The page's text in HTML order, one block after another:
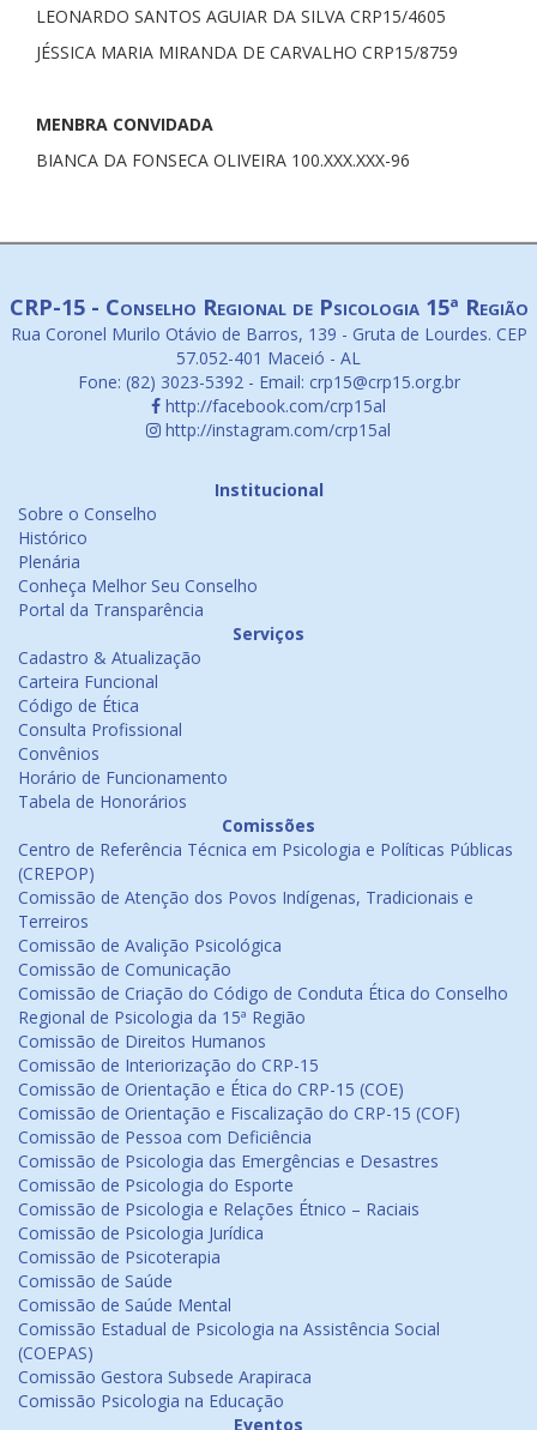
LEONARDO SANTOS AGUIAR DA SILVA CRP15/4605
JÉSSICA MARIA MIRANDA DE CARVALHO CRP15/8759
MENBRA CONVIDADA
BIANCA DA FONSECA OLIVEIRA 100.XXX.XXX-96
CRP-15 - Conselho Regional de Psicologia 15ª Região
Rua Coronel Murilo Otávio de Barros, 139 - Gruta de Lourdes. CEP
57.052-401 Maceió - AL
Fone: (82) 3023-5392 - Email: crp15@crp15.org.br
http://facebook.com/crp15al
http://instagram.com/crp15al
Institucional
Sobre o Conselho
Histórico
Plenária
Conheça Melhor Seu Conselho
Portal da Transparência
Serviços
Cadastro & Atualização
Carteira Funcional
Código de Ética
Consulta Profissional
Convênios
Horário de Funcionamento
Tabela de Honorários
Comissões
Centro de Referência Técnica em Psicologia e Políticas Públicas
(CREPOP)
Comissão de Atenção dos Povos Indígenas, Tradicionais e
Terreiros
Comissão de Avalição Psicológica
Comissão de Comunicação
Comissão de Criação do Código de Conduta Ética do Conselho
Regional de Psicologia da 15ª Região
Comissão de Direitos Humanos
Comissão de Interiorização do CRP-15
Comissão de Orientação e Ética do CRP-15 (COE)
Comissão de Orientação e Fiscalização do CRP-15 (COF)
Comissão de Pessoa com Deficiência
Comissão de Psicologia das Emergências e Desastres
Comissão de Psicologia do Esporte
Comissão de Psicologia e Relações Étnico – Raciais
Comissão de Psicologia Jurídica
Comissão de Psicoterapia
Comissão de Saúde
Comissão de Saúde Mental
Comissão Estadual de Psicologia na Assistência Social
(COEPAS)
Comissão Gestora Subsede Arapiraca
Comissão Psicologia na Educação
Eventos